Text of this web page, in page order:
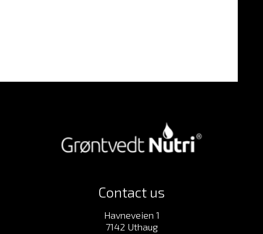
Contact us
Havneveien 1
7142 Uthaug